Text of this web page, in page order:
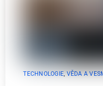
TECHNOLOGIE, VĚDA A